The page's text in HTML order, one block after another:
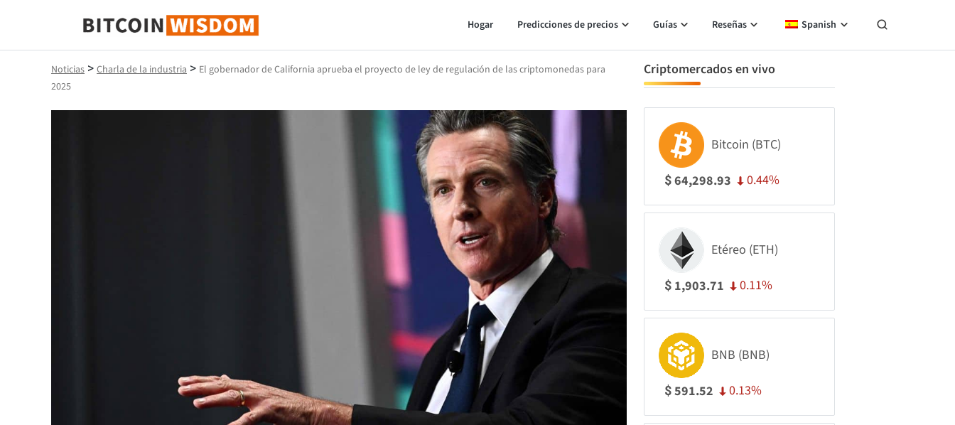
Sabiduría de Bitcoin
Hogar Predicciones de precios Guías Reseñas Spanish
Noticias > Charla de la industria > El gobernador de California aprueba el proyecto de ley de regulación de las criptomonedas para
2025
Criptomercados en vivo
Bitcoin (BTC)
$64,298.93 0.44%
Etéreo (ETH)
$ 1,903.71 0.11%
BNB (BNB)
$591.52 0.13%